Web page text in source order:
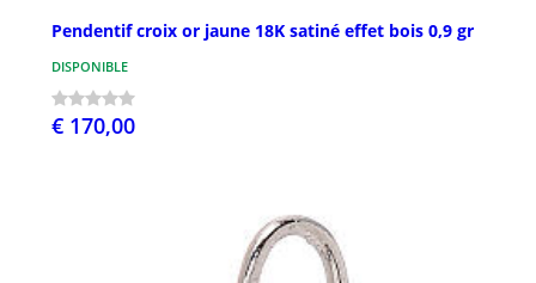
Pendentif croix or jaune 18K satiné effet bois 0,9 gr
DISPONIBLE
€ 170,00